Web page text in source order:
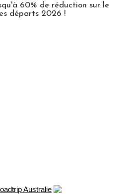
60% de réduction sur le
départs 2026 !